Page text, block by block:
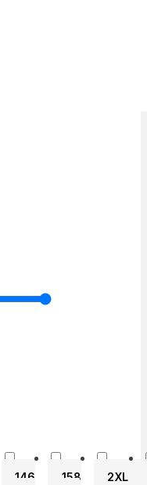
146
158
2XL